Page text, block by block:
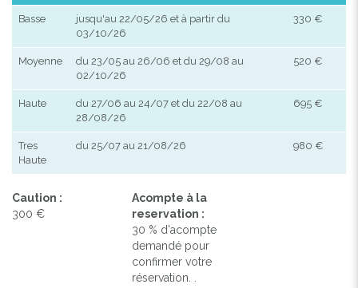
Basse
jusqu'au 22/05/26 et à partir du
03/10/26
330 €
Moyenne
du 23/05 au 26/06 et du 29/08 au
02/10/26
520 €
Haute
du 27/06 au 24/07 et du 22/08 au
28/08/26
695 €
Tres
Haute
du 25/07 au 21/08/26 980 €
Caution :
300 €
Acompte à la
reservation :
30 % d'acompte
demandé pour
confirmer votre
réservation. .